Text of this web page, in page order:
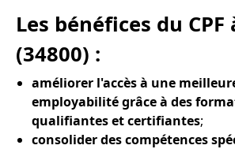
Les bénéfices du CPF
(34800) :
améliorer l'accès à une
employabilité grâce à des
qualifiantes et certifiantes;
consolider des compétences